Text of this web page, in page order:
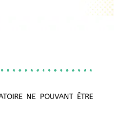
NE POUVANT ÊTRE